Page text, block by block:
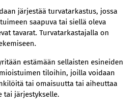
järjestää turvatarkastus, jossa
saapuva tai siellä oleva
tavarat. Turvatarkastajalla on
estämään sellaisten esineiden
tiloihin, joilla voidaan
tai omaisuutta tai aiheuttaa
tai järjestykselle.